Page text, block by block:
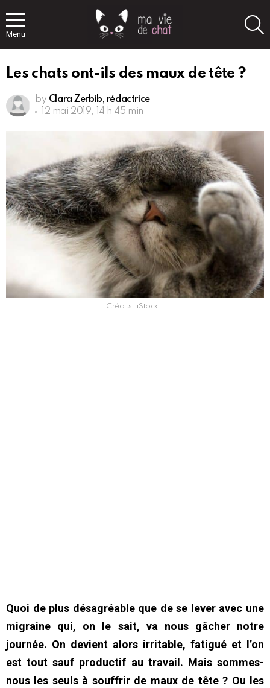
Menu
Les chats ont-ils des maux de tête ?
by Clara Zerbib, rédactrice
12 mai 2019, 14 h 45 min
Crédits : iStock
Quoi de plus désagréable que de se lever avec une
migraine qui, on le sait, va nous gâcher notre
journée. On devient alors irritable, fatigué et l’on
est tout sauf productif au travail. Mais sommes-
nous les seuls à souffrir de maux de tête ? Ou les